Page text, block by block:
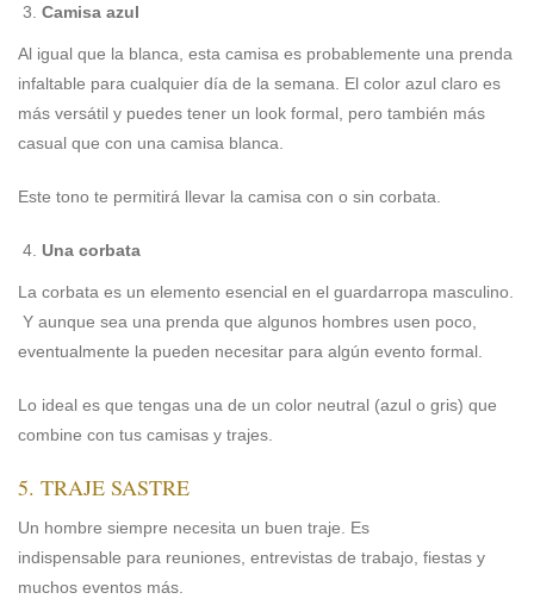
Camisa azul
Al igual que la blanca, esta camisa es probablemente una prenda
infaltable para cualquier día de la semana. El color azul claro es
más versátil y puedes tener un look formal, pero también más
casual que con una camisa blanca.
Este tono te permitirá llevar la camisa con o sin corbata.
Una corbata
La corbata es un elemento esencial en el guardarropa masculino.
Y aunque sea una prenda que algunos hombres usen poco,
eventualmente la pueden necesitar para algún evento formal.
Lo ideal es que tengas una de un color neutral (azul o gris) que
combine con tus camisas y trajes.
5. TRAJE SASTRE
Un hombre siempre necesita un buen traje. Es
indispensable para reuniones, entrevistas de trabajo, fiestas y
muchos eventos más.